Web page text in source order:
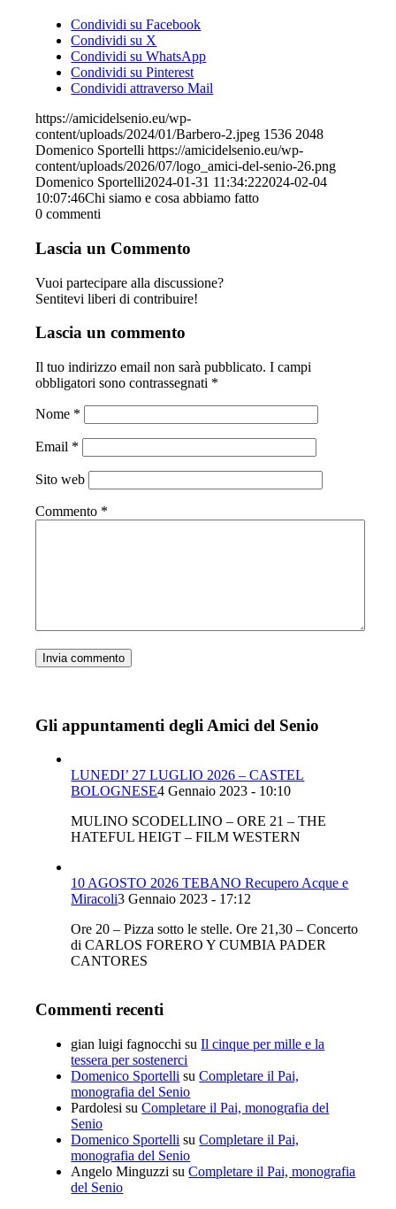
Condividi su Facebook
Condividi su X
Condividi su WhatsApp
Condividi su Pinterest
Condividi attraverso Mail
https://amicidelsenio.eu/wp-
content/uploads/2024/01/Barbero-2.jpeg 1536 2048
Domenico Sportelli https://amicidelsenio.eu/wp-
content/uploads/2026/07/logo_amici-del-senio-26.png
Domenico Sportelli2024-01-31 11:34:222024-02-04
10:07:46Chi siamo e cosa abbiamo fatto
0 commenti
Lascia un Commento
Vuoi partecipare alla discussione?
Sentitevi liberi di contribuire!
Lascia un commento
Il tuo indirizzo email non sarà pubblicato. I campi
obbligatori sono contrassegnati *
Nome *
Email *
Sito web
Commento *
Gli appuntamenti degli Amici del Senio
LUNEDI’ 27 LUGLIO 2026 – CASTEL
BOLOGNESE4 Gennaio 2023 - 10:10
MULINO SCODELLINO – ORE 21 – THE
HATEFUL HEIGT – FILM WESTERN
10 AGOSTO 2026 TEBANO Recupero Acque e
Miracoli3 Gennaio 2023 - 17:12
Ore 20 – Pizza sotto le stelle. Ore 21,30 – Concerto
di CARLOS FORERO Y CUMBIA PADER
CANTORES
Commenti recenti
gian luigi fagnocchi suIl cinque per mille e la
tessera per sostenerci
Domenico Sportelli suCompletare il Pai,
monografia del Senio
Pardolesi suCompletare il Pai, monografia del
Senio
Domenico Sportelli suCompletare il Pai,
monografia del Senio
Angelo Minguzzi suCompletare il Pai, monografia
del Senio